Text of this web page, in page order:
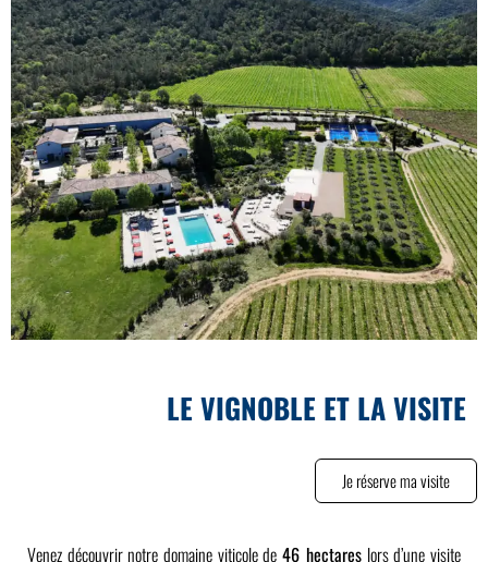
Venez découvrir notre domaine viticole de46 hectareslors d’une visite
LE VIGNOBLE ET LA VISITE
Je réserve ma visite